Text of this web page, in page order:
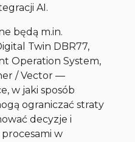
AI.
będą m.in.
Twin DBR77,
Operation System,
/ Vector —
w jaki sposób
ograniczać straty
decyzje i
w